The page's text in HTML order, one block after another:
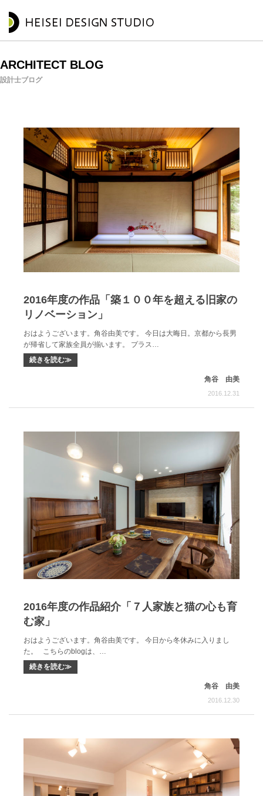
ARCHITECT BLOG
設計士ブログ
2016年度の作品「築１００年を超える旧家の
リノベーション」
おはようございます。角谷由美です。 今日は大晦日。京都から長男
が帰省して家族全員が揃います。 プラス…
続きを読む≫
角谷 由美
2016.12.31
2016年度の作品紹介「７人家族と猫の心も育
む家」
おはようございます。角谷由美です。 今日から冬休みに入りまし
た。 こちらのblogは、…
続きを読む≫
角谷 由美
2016.12.30